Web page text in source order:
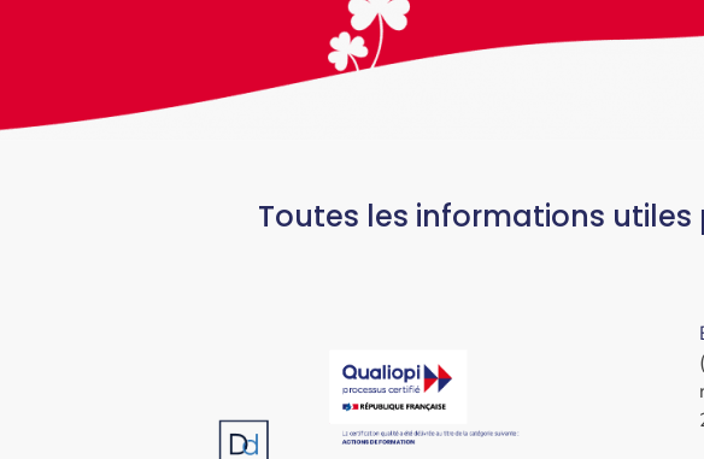
Toutes les informations utiles